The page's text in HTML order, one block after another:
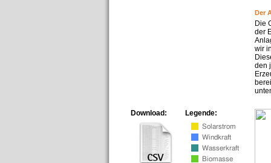
Der
Die
der
wir
den
Legende:
Download: